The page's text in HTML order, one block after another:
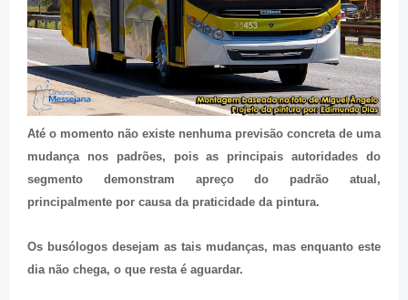
Até o momento não existe nenhuma previsão concreta de uma
mudança nos padrões, pois as principais autoridades do
segmento demonstram apreço do padrão atual,
principalmente por causa da praticidade da pintura.
Os busólogos desejam as tais mudanças, mas enquanto este
dia não chega, o que resta é aguardar.